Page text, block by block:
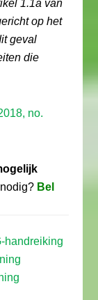
1.1a van
op het
geval
die
no.
Bel
handreiking